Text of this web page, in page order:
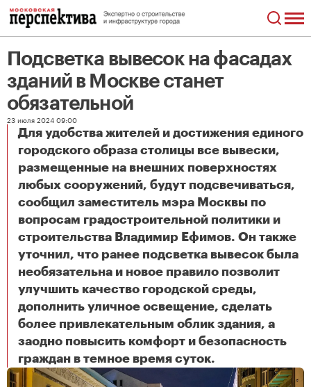
Подсветка вывесок на фасадах
зданий в Москве станет
обязательной
23 июля 2024 09:00
Для удобства жителей и достижения единого
городского образа столицы все вывески,
размещенные на внешних поверхностях
любых сооружений, будут подсвечиваться,
сообщил заместитель мэра Москвы по
вопросам градостроительной политики и
строительства Владимир Ефимов. Он также
уточнил, что ранее подсветка вывесок была
необязательна и новое правило позволит
улучшить качество городской среды,
дополнить уличное освещение, сделать
более привлекательным облик здания, а
заодно повысить комфорт и безопасность
граждан в темное время суток.